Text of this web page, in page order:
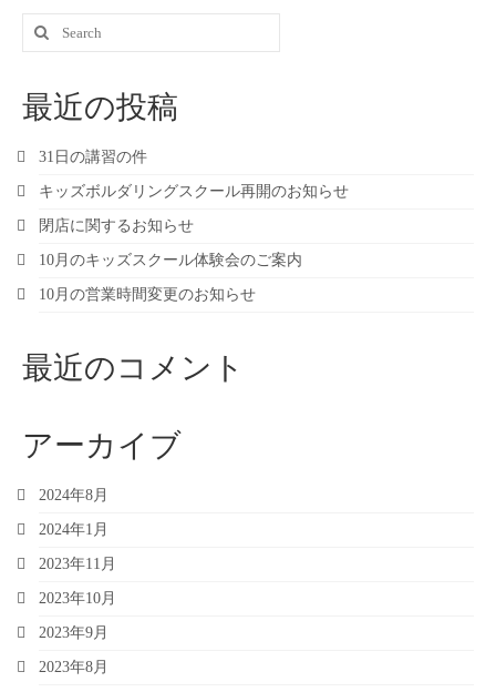
Search
最近の投稿
31日の講習の件
キッズボルダリングスクール再開のお知らせ
閉店に関するお知らせ
10月のキッズスクール体験会のご案内
10月の営業時間変更のお知らせ
最近のコメント
アーカイブ
2024年8月
2024年1月
2023年11月
2023年10月
2023年9月
2023年8月